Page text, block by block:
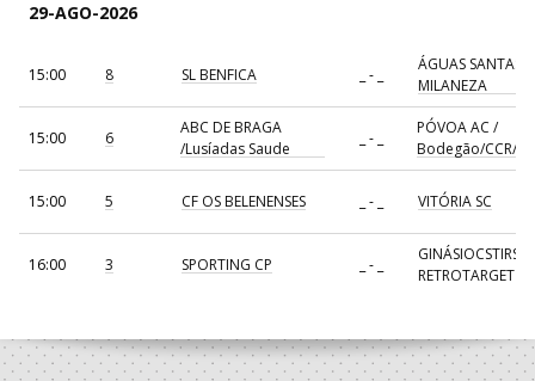
29-AGO-2026
15:00 8 SL BENFICA _ - _
ÁGUAS SANTAS
MILANEZA
15:00 6
ABC DE BRAGA
/Lusíadas Saude
_ - _
PÓVOA AC /
Bodegão/CCR/
15:00 5 CF OS BELENENSES _ - _ VITÓRIA SC
16:00 3 SPORTING CP _ - _
RETROTARGET
18:00 7
AVANCA
_ - _ FC PORTO